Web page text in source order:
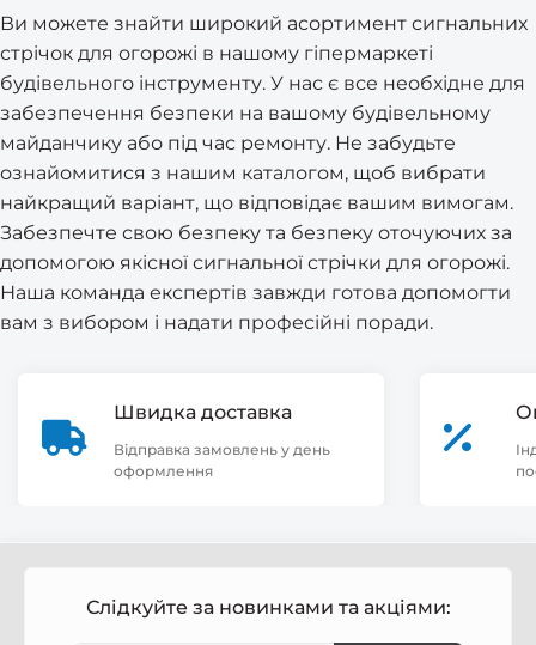
Ви можете знайти широкий асортимент сигнальних
стрічок для огорожі в нашому гіпермаркеті
будівельного інструменту. У нас є все необхідне для
забезпечення безпеки на вашому будівельному
майданчику або під час ремонту. Не забудьте
ознайомитися з нашим каталогом, щоб вибрати
найкращий варіант, що відповідає вашим вимогам.
Забезпечте свою безпеку та безпеку оточуючих за
допомогою якісної сигнальної стрічки для огорожі.
Наша команда експертів завжди готова допомогти
вам з вибором і надати професійні поради.
Швидка доставка
Відправка замовлень у день
оформлення
Слідкуйте за новинками та акціями: